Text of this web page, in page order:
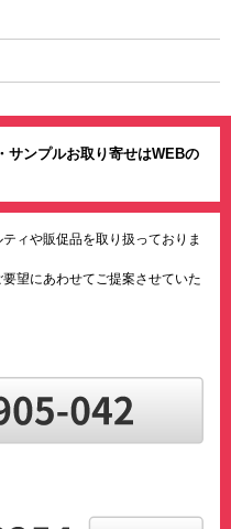
サンプルお取り寄せはWEBの
ィや販促品を取り扱っておりま
望にあわせてご提案させていた